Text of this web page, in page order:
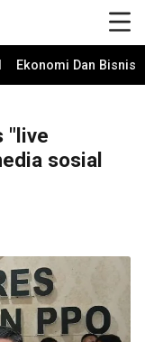
Ekonomi Dan Bisnis
"live
sosial